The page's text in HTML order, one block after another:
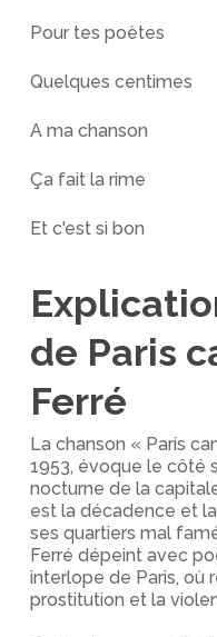
Pour tes poètes
Quelques centimes
A ma chanson
Ça fait la rime
Et c'est si bon
de Paris
Ferré
La chanson « Paris
1953, évoque le côté
nocturne de la
est la décadence et
ses quartiers mal
Ferré dépeint avec
interlope de Paris, où
prostitution et la